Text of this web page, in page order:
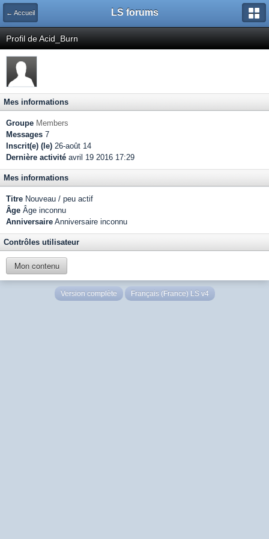
← Accueil LS forums
Profil de Acid_Burn
Mes informations
Groupe Members
Messages 7
Inscrit(e) (le) 26-août 14
Dernière activité avril 19 2016 17:29
Mes informations
Titre Nouveau / peu actif
Âge Âge inconnu
Anniversaire Anniversaire inconnu
Contrôles utilisateur
Mon contenu
Version complète Français (France) LS v4